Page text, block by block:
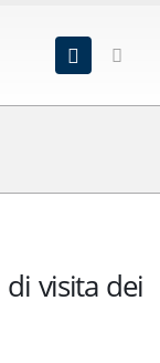
di visita dei